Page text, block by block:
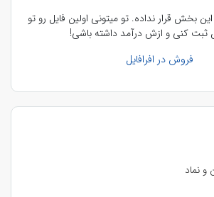
و نماد
بخش قرار نداده. تو میتونی اولین فایل رو تو
کنی و ازش درآمد داشته باشی!
فروش در افرافایل